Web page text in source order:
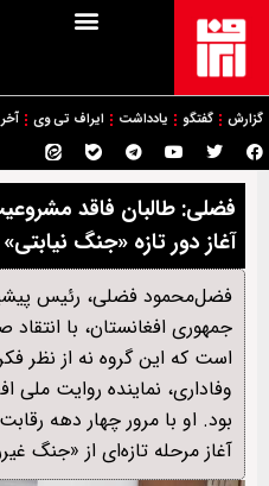
گزارش گفتگو یادداشت ایراف تی وی
فضلی: طالبان فاقد
آغاز دور تازه «جنگ
فضل‌محمود فضلی، رئیس
جمهوری افغانستان، با انتقاد
است که این گروه نه از نظر
وفاداری، نماینده روایت
بود. او با مرور چهار دهه
آغاز مرحله تازه‌ای از «جنگ